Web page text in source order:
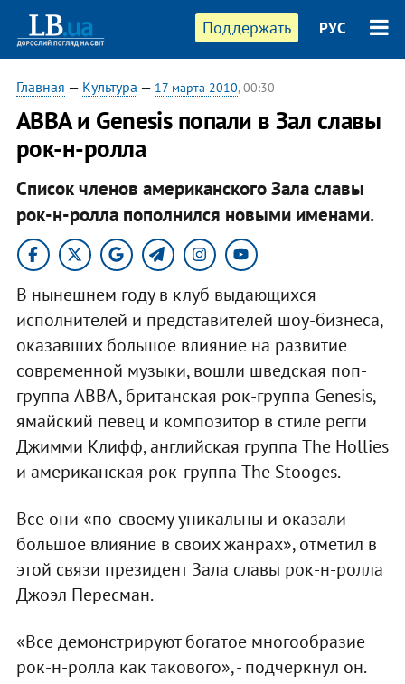
Поддержать РУС
Главная — Культура — 17 марта 2010, 00:30
ABBA и Genesis попали в Зал славы
рок-н-ролла
Список членов американского Зала славы
рок-н-ролла пополнился новыми именами.
В нынешнем году в клуб выдающихся
исполнителей и представителей шоу-бизнеса,
оказавших большое влияние на развитие
современной музыки, вошли шведская поп-
группа ABBA, британская рок-группа Genesis,
ямайский певец и композитор в стиле регги
Джимми Клифф, английская группа The Hollies
и американская рок-группа The Stooges.
Все они «по-своему уникальны и оказали
большое влияние в своих жанрах», отметил в
этой связи президент Зала славы рок-н-ролла
Джоэл Пересман.
«Все демонстрируют богатое многообразие
рок-н-ролла как такового», - подчеркнул он.